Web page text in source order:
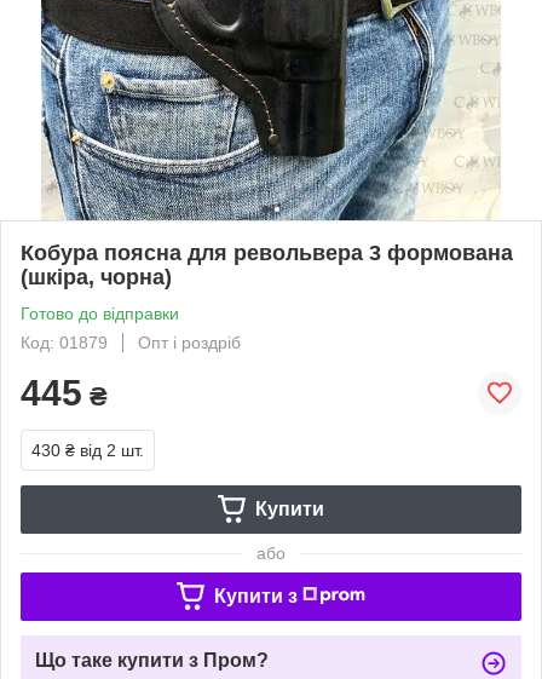
Кобура поясна для револьвера 3 формована
(шкіра, чорна)
Готово до відправки
Код: 01879
Опт і роздріб
445 ₴
430 ₴ від 2 шт.
Купити
або
Купити з
Що таке купити з Пром?